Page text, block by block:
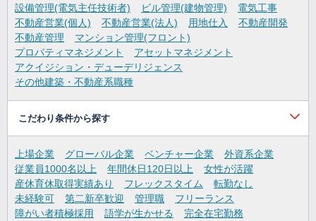
設備管理(電気主任技術者)
ビル管理(建物管理)
電気工事
不動産営業(個人)
不動産営業(法人) 用地仕入
不動産開発
不動産管理
マンション管理(フロント)
プロパティマネジメント
アセットマネジメント
アクイジション・デューデリジェンス
その他建築・不動産系職種
こだわり条件から探す
上場企業 グローバル企業 ベンチャー企業
外資系企業
従業員1000名以上
年間休日120日以上
女性が活躍
産休育休取得実績あり
フレックスタイム
転勤なし
未経験可
第二新卒歓迎 管理職
フリーランス
障がい者積極採用
語学が生かせる
完全在宅勤務